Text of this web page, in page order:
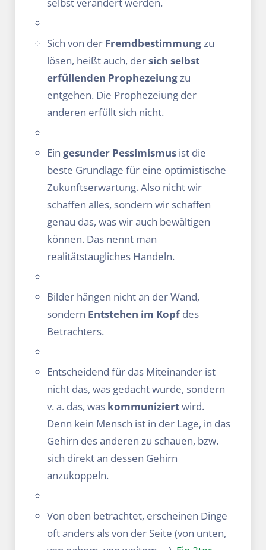
selbst verändert werden.
Sich von der Fremdbestimmungzu
lösen, heißt auch, dersich selbst
erfüllenden Prophezeiungzu
entgehen. Die Prophezeiung der
anderen erfüllt sich nicht.
Ein gesunder Pessimismus ist die
beste Grundlage für eine optimistische
Zukunftserwartung. Also nicht wir
schaffen alles, sondern wir schaffen
genau das, was wir auch bewältigen
können. Das nennt man
realitätstaugliches Handeln.
Bilder hängen nicht an der Wand,
sondern Entstehen im Kopfdes
Betrachters.
Entscheidend für das Miteinander ist
nicht das, was gedacht wurde, sondern
v. a. das, was kommuniziertwird.
Denn kein Mensch ist in der Lage, in das
Gehirn des anderen zu schauen, bzw.
sich direkt an dessen Gehirn
anzukoppeln.
Von oben betrachtet, erscheinen Dinge
oft anders als von der Seite (von unten,